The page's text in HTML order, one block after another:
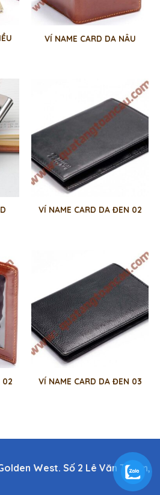
VÍ NAME CARD DA NÂU
VÍ NAME CARD DA ĐEN 02
02 VÍ NAME CARD DA ĐEN 03
West. Số 2 Lê Văn Thiêm,